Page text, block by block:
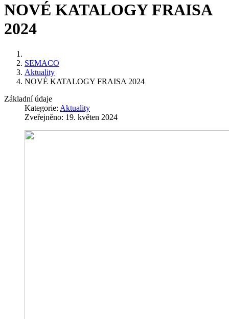
NOVÉ KATALOGY FRAISA
2024
SEMACO
Aktuality
NOVÉ KATALOGY FRAISA 2024
Základní údaje
Kategorie: Aktuality
Zveřejněno: 19. květen 2024